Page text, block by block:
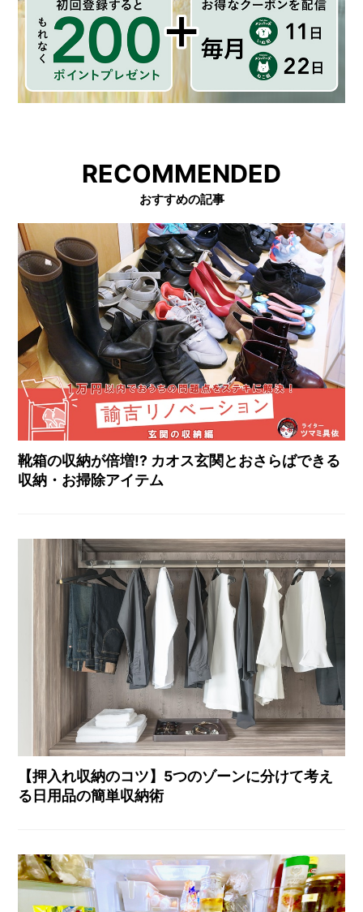
RECOMMENDED
おすすめの記事
靴箱の収納が倍増!? カオス玄関とおさらばできる
収納・お掃除アイテム
【押入れ収納のコツ】5つのゾーンに分けて考え
る日用品の簡単収納術